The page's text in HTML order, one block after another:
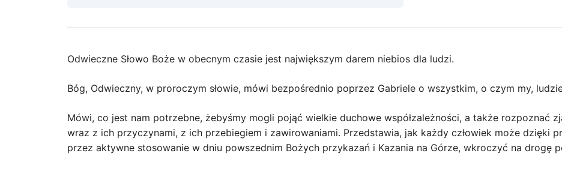
Odwieczne Słowo Boże w obecnym czasie jest największym darem niebios dla ludzi.
Bóg, Odwieczny, w proroczym słowie, mówi bezpośrednio poprzez Gabriele o wszystkim, o czym my,
Mówi, co jest nam potrzebne, żebyśmy mogli pojąć wielkie duchowe współzależności, a także rozpoznać
wraz z ich przyczynami, z ich przebiegiem i zawirowaniami. Przedstawia, jak każdy człowiek może dzięki
przez aktywne stosowanie w dniu powszednim Bożych przykazań i Kazania na Górze, wkroczyć na drogę